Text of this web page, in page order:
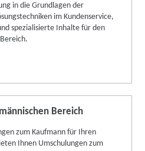
in die Grundlagen der
im Kundenservice,
spezialisierte Inhalte für den
Bereich
zum Kaufmann für Ihren
Ihnen Umschulungen zum